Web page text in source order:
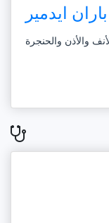
ايدمير
والأذن والحنجرة